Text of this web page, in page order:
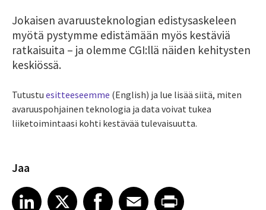
Jokaisen avaruusteknologian edistysaskeleen
myötä pystymme edistämään myös kestäviä
ratkaisuita – ja olemme CGI:llä näiden kehitysten
keskiössä.
Tutustu esitteeseemme (English) ja lue lisää siitä, miten
avaruuspohjainen teknologia ja data voivat tukea
liiketoimintaasi kohti kestävää tulevaisuutta.
Jaa
Share article on LinkedIn
LinkedIn
Share article on XShare article on Facebook
Facebook
Share article on Email
EmailShare article on Print